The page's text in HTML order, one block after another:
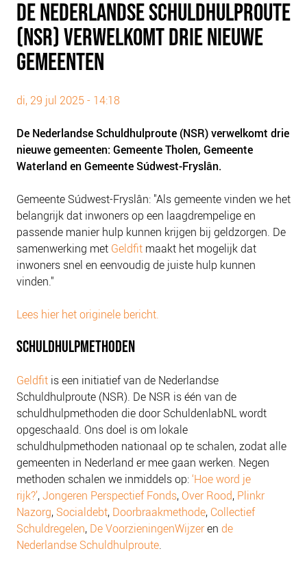
PLINKR NAZORG
SOCIALDEBT
DOORBRAAKMETHODE
DE VOORZIENINGENWIJZER
OVER ONS
VISIE EN MISSIE
HET TEAM
ONZE PARTNERS
VACATURES
IN DE MEDIA
OVER NCFG
NIEUWS
BLOGS
DE NEDERLANDSE SCHULDHULPROUTE
(NSR) VERWELKOMT DRIE NIEUWE
GEMEENTEN
di, 29 jul 2025 - 14:18
De Nederlandse Schuldhulproute (NSR) verwelkomt drie
nieuwe gemeenten:Gemeente Tholen, Gemeente
Waterland en Gemeente Súdwest-Fryslân.
Gemeente Súdwest-Fryslân: "Als gemeente vinden we het
belangrijk dat inwoners op een laagdrempelige en
passende manier hulp kunnen krijgen bij geldzorgen. De
samenwerking met Geldfit maakt het mogelijk dat
inwoners snel en eenvoudig de juiste hulp kunnen
vinden."
Lees hier het originele bericht.
SCHULDHULPMETHODEN
Geldfit is een initiatief van de Nederlandse
Schuldhulproute (NSR). De NSR is één van de
schuldhulpmethoden die door SchuldenlabNL wordt
opgeschaald. Ons doel is om lokale
schuldhulpmethoden nationaal op te schalen, zodat alle
gemeenten in Nederland er mee gaan werken. Negen
methoden schalen we inmiddels op:‘Hoe word je
rijk?’,Jongeren Perspectief Fonds, Over Rood, Plinkr
Nazorg, Socialdebt, Doorbraakmethode, Collectief
Schuldregelen, De VoorzieningenWijzeren de
Nederlandse Schuldhulproute.